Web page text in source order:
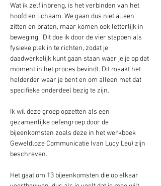
Wat ik zelf inbreng, is het verbinden van het
hoofd en lichaam. We gaan dus niet alleen
zitten en praten, maar komen ook letterlijk in
beweging.  Dit doe ik door de vier stappen als
fysieke plek in te richten, zodat je
daadwerkelijk kunt gaan staan waar je je op dat
moment in het proces bevindt. Dit maakt het
helderder waar je bent en om alleen met dat
specifieke onderdeel bezig te zijn.
Ik wil deze groep opzetten als een
gezamenlijke oefengroep door de
bijeenkomsten zoals deze in het werkboek
Geweldloze Communicatie (van Lucy Leu) zijn
beschreven.
Het gaat om 13 bijeenkomsten die op elkaar